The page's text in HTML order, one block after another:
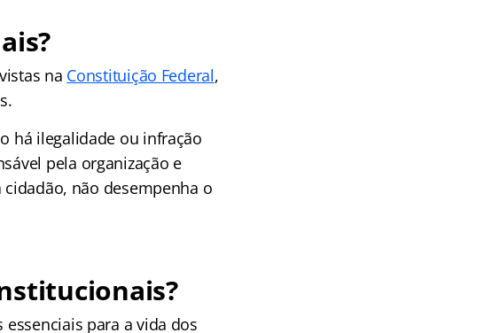
na Constituição Federal,
há ilegalidade ou infração
pela organização e
não desempenha o
para a vida dos